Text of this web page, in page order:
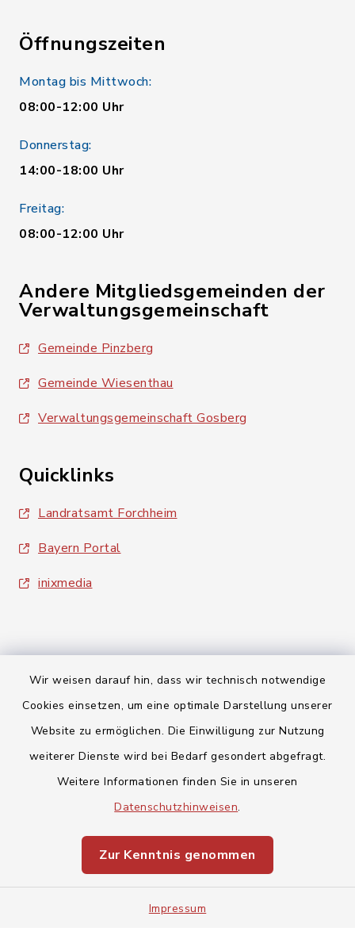
Wir weisen darauf hin, dass wir technisch notwendige
Cookies einsetzen, um eine optimale Darstellung unserer
Website zu ermöglichen. Die Einwilligung zur Nutzung
weiterer Dienste wird bei Bedarf gesondert abgefragt.
Weitere Informationen finden Sie in unseren
Datenschutzhinweisen.
Zur Kenntnis genommen
Impressum
Öffnungszeiten
Montag bis Mittwoch:
08:00-12:00 Uhr
Donnerstag:
14:00-18:00 Uhr
Freitag:
08:00-12:00 Uhr
Andere Mitgliedsgemeinden der
Verwaltungsgemeinschaft
Gemeinde Pinzberg
Gemeinde Wiesenthau
Verwaltungsgemeinschaft Gosberg
Quicklinks
Landratsamt Forchheim
Bayern Portal
inixmedia
Kontakt
Barrierefreiheit
Datenschutz
Sitemap
Cookie-Einstellungen